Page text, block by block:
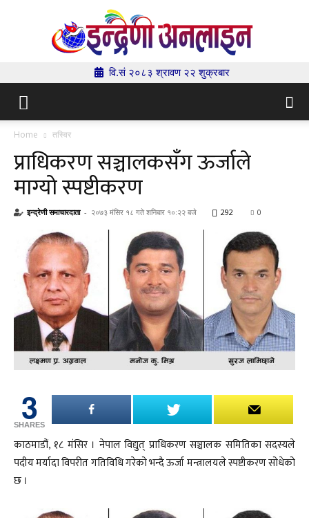
वि.सं २०८३ श्रावण २२ शुक्रबार
Home तस्विर
प्राधिकरण सञ्चालकसँग ऊर्जाले
माग्यो स्पष्टीकरण
इन्द्रेणी समाचारदाता - २०७३ मंसिर १८ गते शनिबार १०:२२ बजे 292 0
3
SHARES
काठमाडौं, १८ मंसिर । नेपाल विद्युत् प्राधिकरण सञ्चालक समितिका सदस्यले
पदीय मर्यादा विपरीत गतिविधि गरेको भन्दै ऊर्जा मन्त्रालयले स्पष्टीकरण सोधेको
छ ।